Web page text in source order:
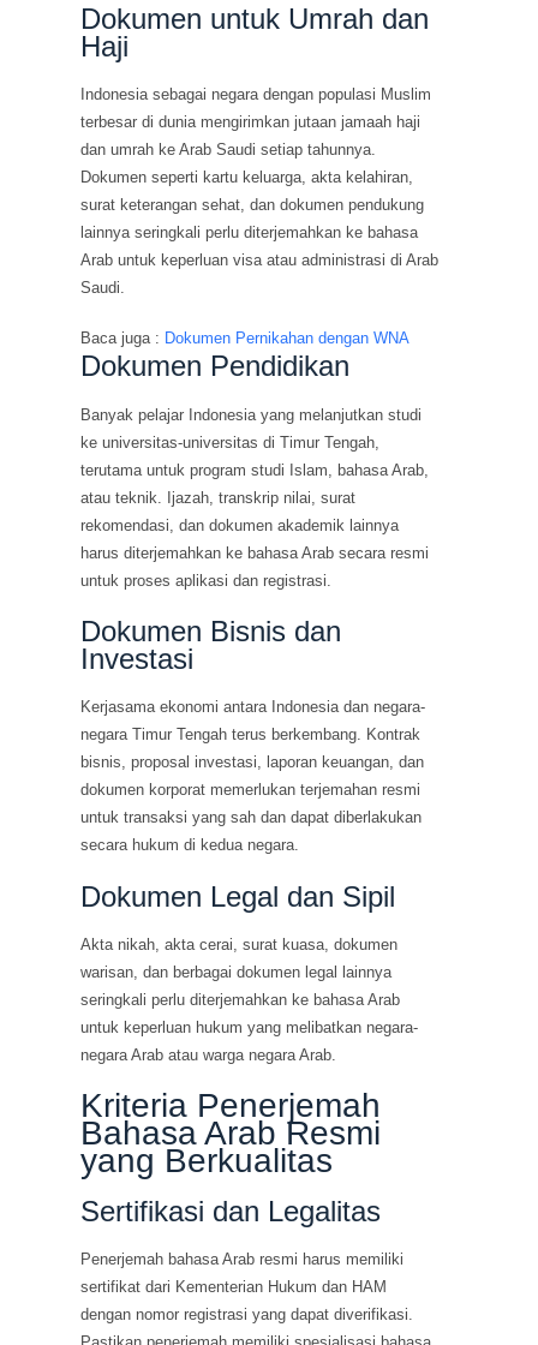
Dokumen untuk Umrah dan
Haji
Indonesia sebagai negara dengan populasi Muslim
terbesar di dunia mengirimkan jutaan jamaah haji
dan umrah ke Arab Saudi setiap tahunnya.
Dokumen seperti kartu keluarga, akta kelahiran,
surat keterangan sehat, dan dokumen pendukung
lainnya seringkali perlu diterjemahkan ke bahasa
Arab untuk keperluan visa atau administrasi di Arab
Saudi.
Baca juga : Dokumen Pernikahan dengan WNA
Dokumen Pendidikan
Banyak pelajar Indonesia yang melanjutkan studi
ke universitas-universitas di Timur Tengah,
terutama untuk program studi Islam, bahasa Arab,
atau teknik. Ijazah, transkrip nilai, surat
rekomendasi, dan dokumen akademik lainnya
harus diterjemahkan ke bahasa Arab secara resmi
untuk proses aplikasi dan registrasi.
Dokumen Bisnis dan
Investasi
Kerjasama ekonomi antara Indonesia dan negara-
negara Timur Tengah terus berkembang. Kontrak
bisnis, proposal investasi, laporan keuangan, dan
dokumen korporat memerlukan terjemahan resmi
untuk transaksi yang sah dan dapat diberlakukan
secara hukum di kedua negara.
Dokumen Legal dan Sipil
Akta nikah, akta cerai, surat kuasa, dokumen
warisan, dan berbagai dokumen legal lainnya
seringkali perlu diterjemahkan ke bahasa Arab
untuk keperluan hukum yang melibatkan negara-
negara Arab atau warga negara Arab.
Kriteria Penerjemah
Bahasa Arab Resmi
yang Berkualitas
Sertifikasi dan Legalitas
Penerjemah bahasa Arab resmi harus memiliki
sertifikat dari Kementerian Hukum dan HAM
dengan nomor registrasi yang dapat diverifikasi.